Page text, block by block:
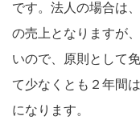
です。法人の場合は
の売上となりますが
いので、原則として
て少なくとも２年間
になります。